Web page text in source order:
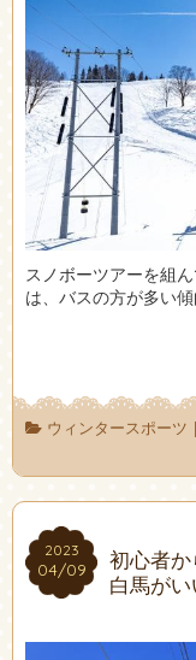
スノボーツアーを組
は、バスの方が多い傾
ウィンタースポーツ |
2023
04/09
2023
04/09
初心者
白馬がい